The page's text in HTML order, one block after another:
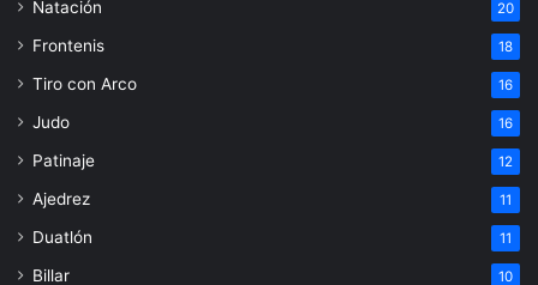
Natación 20
Frontenis 18
Tiro con Arco 16
Judo 16
Patinaje 12
Ajedrez 11
Duatlón 11
Billar 10